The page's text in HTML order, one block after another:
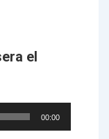
el
00:00